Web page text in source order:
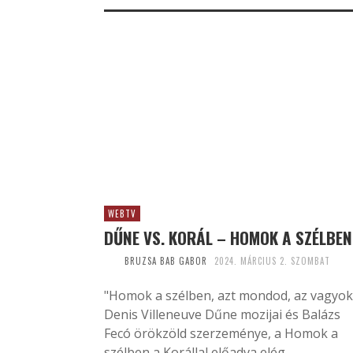
WEBTV
DŰNE VS. KORÁL – HOMOK A SZÉLBEN
BRUZSA BAB GABOR 2024. MÁRCIUS 2. SZOMBAT
"Homok a szélben, azt mondod, az
Denis Villeneuve Dűne mozijai és Balázs
Fecó örökzöld szerzeménye, a Homok a